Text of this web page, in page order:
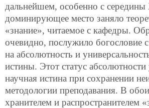
дальнейшем, особенно с середины
доминирующее место заняло
«знание», читаемое с кафедры.
очевидно, послужило богословие
на абсолютность и
истины. Этот статус абсолютности
научная истина при сохранении
методологии преподавания. В
хранителем и распространителем